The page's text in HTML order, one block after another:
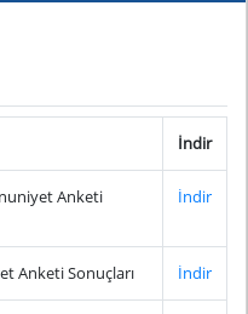
İndir
Anketi
İndir
Anketi Sonuçları İndir